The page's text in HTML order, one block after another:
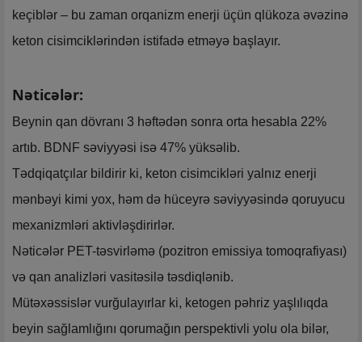
keçiblər – bu zaman orqanizm enerji üçün qlükoza əvəzinə
keton cisimciklərindən istifadə etməyə başlayır.
Nəticələr:
Beynin qan dövranı 3 həftədən sonra orta hesabla 22%
artıb. BDNF səviyyəsi isə 47% yüksəlib.
Tədqiqatçılar bildirir ki, keton cisimcikləri yalnız enerji
mənbəyi kimi yox, həm də hüceyrə səviyyəsində qoruyucu
mexanizmləri aktivləşdirirlər.
Nəticələr PET-təsvirləmə (pozitron emissiya tomoqrafiyası)
və qan analizləri vasitəsilə təsdiqlənib.
Mütəxəssislər vurğulayırlar ki, ketogen pəhriz yaşlılıqda
beyin sağlamlığını qorumağın perspektivli yolu ola bilər,